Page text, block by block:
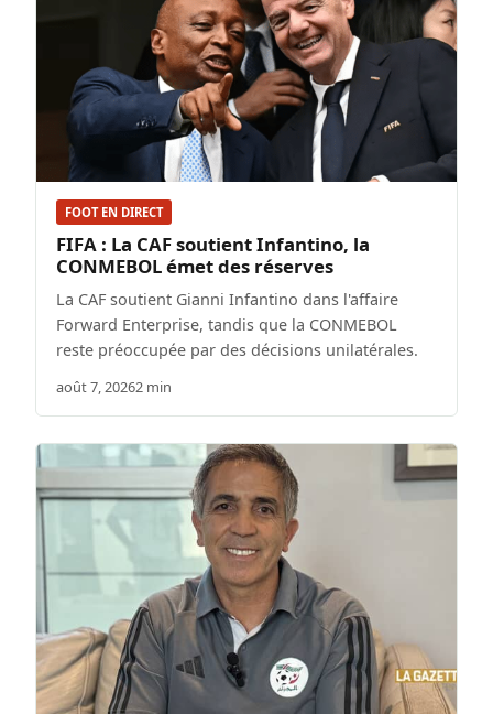
FOOT EN DIRECT
FIFA : La CAF soutient Infantino, la
CONMEBOL émet des réserves
La CAF soutient Gianni Infantino dans l'affaire
Forward Enterprise, tandis que la CONMEBOL
reste préoccupée par des décisions unilatérales.
août 7, 20262 min